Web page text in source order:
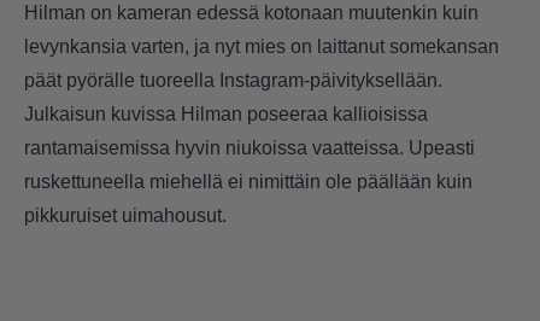
Hilman on kameran edessä kotonaan muutenkin kuin
levynkansia varten, ja nyt mies on laittanut somekansan
päät pyörälle tuoreella Instagram-päivityksellään.
Julkaisun kuvissa Hilman poseeraa kallioisissa
rantamaisemissa hyvin niukoissa vaatteissa. Upeasti
ruskettuneella miehellä ei nimittäin ole päällään kuin
pikkuruiset uimahousut.